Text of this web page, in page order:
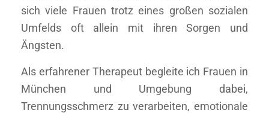
sich viele Frauen trotz eines großen sozialen
Umfelds oft allein mit ihren Sorgen und
Ängsten.
Als erfahrener Therapeut begleite ich Frauen in
München und Umgebung dabei,
Trennungsschmerz zu verarbeiten, emotionale